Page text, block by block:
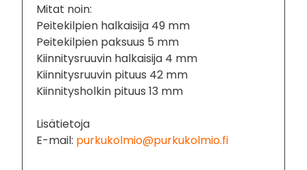
Mitat noin:
Peitekilpien halkaisija 49 mm
Peitekilpien paksuus 5 mm
Kiinnitysruuvin halkaisija 4 mm
Kiinnitysruuvin pituus 42 mm
Kiinnitysholkin pituus 13 mm
Lisätietoja
E-mail: purkukolmio@purkukolmio.fi